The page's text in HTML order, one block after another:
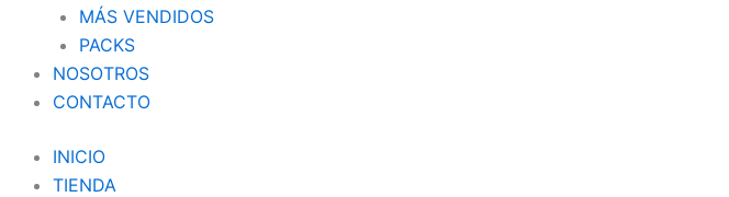
MÁS VENDIDOS
PACKS
NOSOTROS
CONTACTO
INICIO
TIENDA